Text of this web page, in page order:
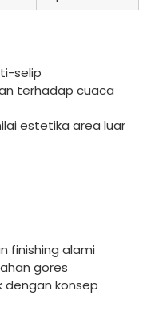
selip
terhadap cuaca
estetika area luar
finishing alami
gores
dengan konsep